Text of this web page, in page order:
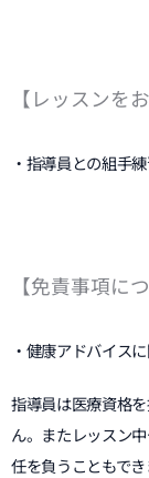
【レッスンを
・指導員との組手
【免責事項に
・健康アドバイス
指導員は医療資格
ん。またレッスン
任を負うこともで